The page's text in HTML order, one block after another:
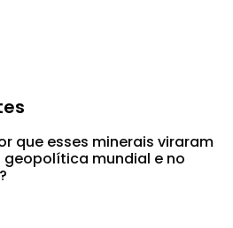
que esses minerais viraram
mundial e no